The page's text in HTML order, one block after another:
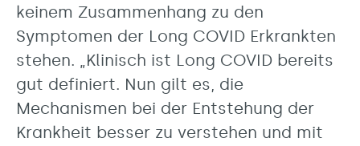
keinem Zusammenhang zu den
Symptomen der Long COVID Erkrankten
stehen. „Klinisch ist Long COVID bereits
gut definiert. Nun gilt es, die
Mechanismen bei der Entstehung der
Krankheit besser zu verstehen und mit